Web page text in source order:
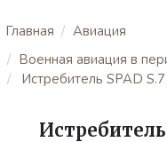
Главная
Авиация
Военная авиация в
Истребитель SPAD